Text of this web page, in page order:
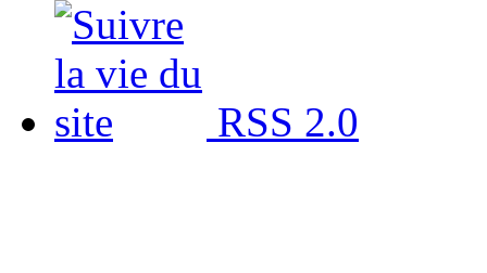
RSS 2.0